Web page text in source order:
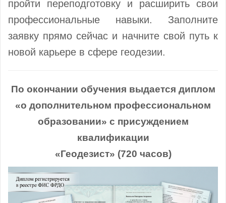
пройти переподготовку и расширить свои
профессиональные навыки. Заполните
заявку прямо сейчас и начните свой путь к
новой карьере в сфере геодезии.
По окончании обучения выдается диплом
«о дополнительном профессиональном
образовании» с присуждением
квалификации
«Геодезист» (720 часов)